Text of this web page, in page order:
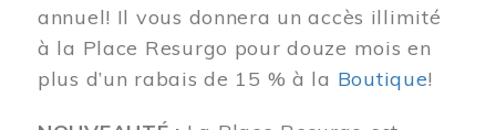
annuel! Il vous donnera un accès illimité
à la Place Resurgo pour douze mois en
plus d’un rabais de 15 % à la Boutique!